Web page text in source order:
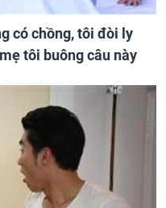
có chồng, tôi đòi ly
tôi buông câu này